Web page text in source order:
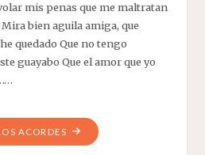
mis penas que me maltratan
bien aguila amiga, que
quedado Que no tengo
guayabo Que el amor que yo
ACORDES"AGUILA
VIEJA